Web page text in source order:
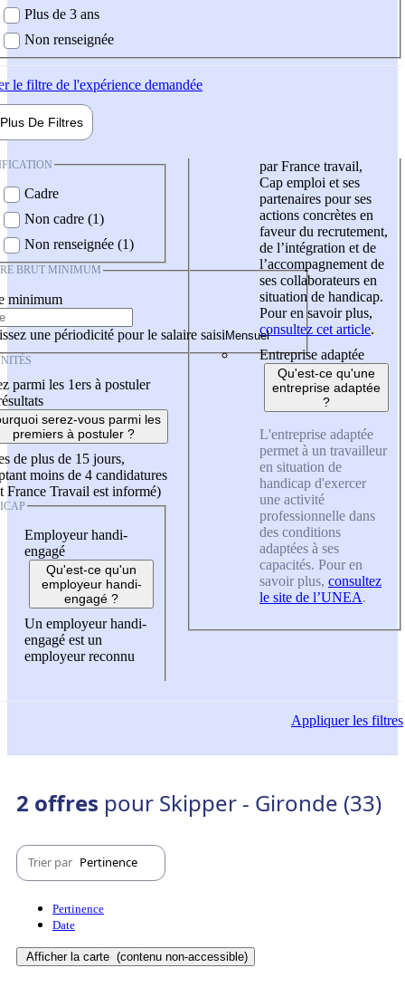
Plus de 3 ans
Non renseignée
le filtre de l'expérience demandée
Plus De Filtres
Cadre
Non cadre (1)
Non renseignée (1)
BRUT MINIMUM
minimum
une périodicité pour le salaire saisi
parmi les 1ers à postuler
serez-vous parmi les
premiers à postuler ?
de plus de 15 jours,
moins de 4 candidatures
France Travail est informé)
Employeur handi-
engagé
Qu'est-ce qu'un
employeur handi-
engagé ?
Un employeur handi-
engagé est un
employeur reconnu
par France travail,
Cap emploi et ses
partenaires pour ses
actions concrètes en
faveur du recrutement,
de l’intégration et de
l’accompagnement de
ses collaborateurs en
situation de handicap.
Pour en savoir plus,
consultez cet article.
Entreprise adaptée
Qu'est-ce qu'une
entreprise adaptée
?
L'entreprise adaptée
permet à un travailleur
en situation de
handicap d'exercer
une activité
professionnelle dans
des conditions
adaptées à ses
capacités. Pour en
savoir plus, consultez
le site de l’UNEA.
Appliquerles filtres
2 offres pour Skipper - Gironde (33)
Trier par Pertinence
Pertinence
Date
Afficher la carte (contenu non-accessible)